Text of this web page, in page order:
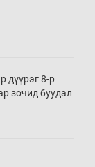
дүүрэг 8-р
зочид буудал